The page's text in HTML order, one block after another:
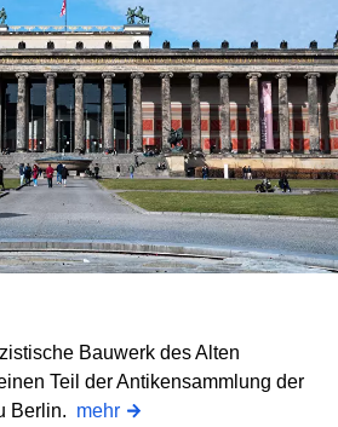
Bauwerk des Alten
Teil der Antikensammlung der
Berlin. mehr